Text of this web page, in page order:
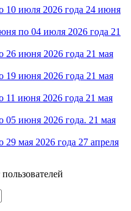
10 июля 2026 года 24 июня
по 04 июля 2026 года 21
26 июня 2026 года 21 мая
19 июня 2026 года 21 мая
11 июня 2026 года 21 мая
05 июня 2026 года. 21 мая
29 мая 2026 года 27 апреля